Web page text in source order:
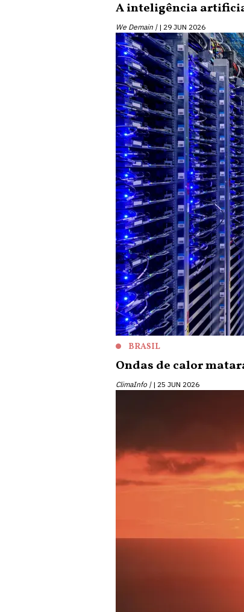
A inteligência
We Demain | 29 JUN 2026
BRASIL
Ondas de calor
ClimaInfo | 25 JUN 2026